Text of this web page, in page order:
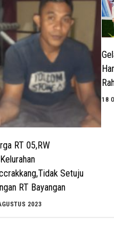
RT 05,RW
Setuju
RT Bayangan
2023
18